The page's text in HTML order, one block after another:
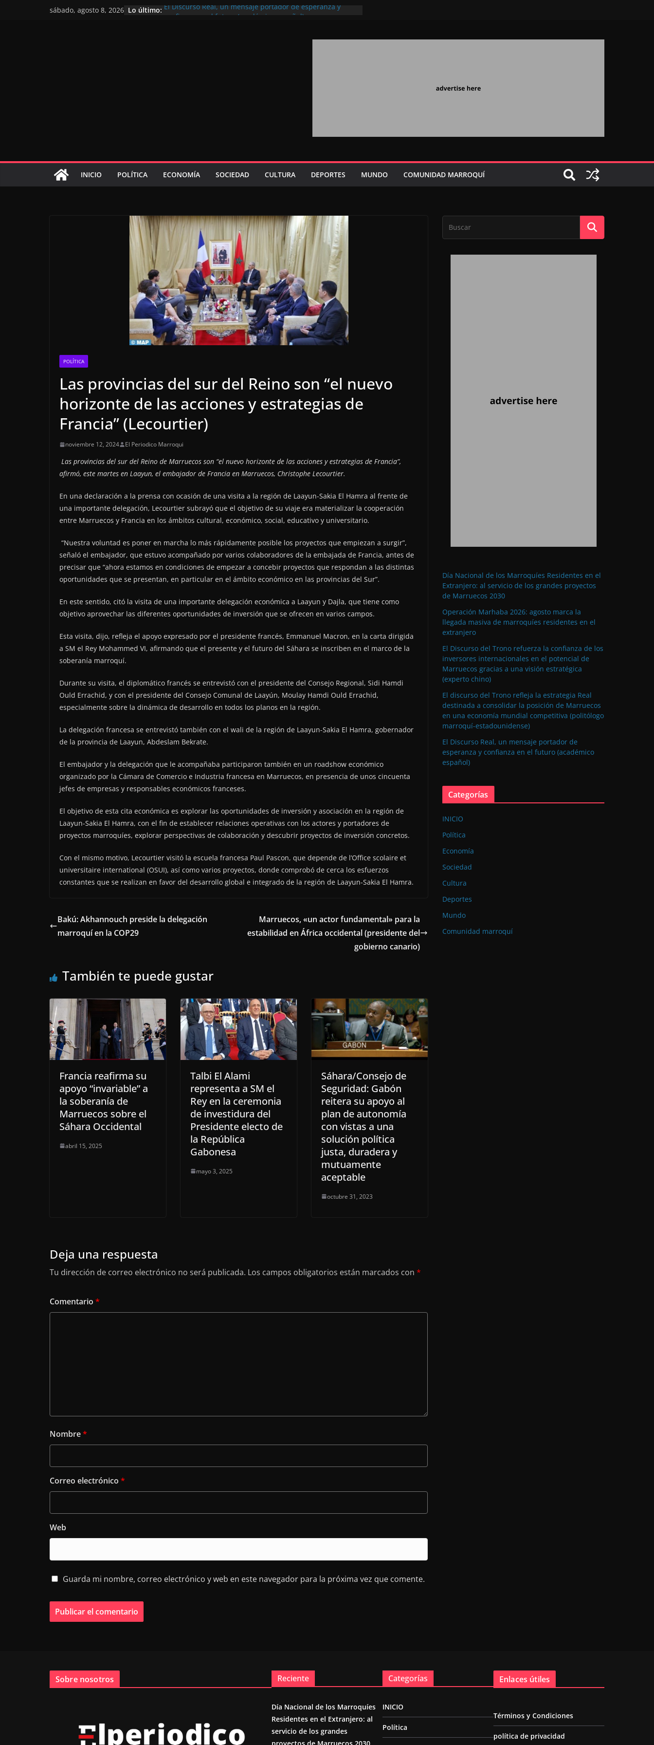
sábado, agosto 8, 2026 Lo último: El Discurso Real, un mensaje portador de esperanza y
Extranjero: al servicio de los grandes proyectos de
INICIO POLÍTICA ECONOMÍA SOCIEDAD CULTURA DEPORTES MUNDO COMUNIDAD MARROQUÍ
POLÍTICA
Las provincias del sur del Reino son “el nuevo
horizonte de las acciones y estrategias de
Francia” (Lecourtier)
noviembre 12, 2024 El Periodico Marroqui
Las provincias del sur del Reino de Marruecos son “el nuevo horizonte de las acciones y estrategias de Francia”,
afirmó, este martes en Laayun, el embajador de Francia en Marruecos, Christophe Lecourtier.
En una declaración a la prensa con ocasión de una visita a la región de Laayun-Sakia El Hamra al frente de
una importante delegación, Lecourtier subrayó que el objetivo de su viaje era materializar la cooperación
entre Marruecos y Francia en los ámbitos cultural, económico, social, educativo y universitario.
“Nuestra voluntad es poner en marcha lo más rápidamente posible los proyectos que empiezan a surgir”,
señaló el embajador, que estuvo acompañado por varios colaboradores de la embajada de Francia, antes de
precisar que “ahora estamos en condiciones de empezar a concebir proyectos que respondan a las distintas
oportunidades que se presentan, en particular en el ámbito económico en las provincias del Sur”.
En este sentido, citó la visita de una importante delegación económica a Laayun y Dajla, que tiene como
objetivo aprovechar las diferentes oportunidades de inversión que se ofrecen en varios campos.
Esta visita, dijo, refleja el apoyo expresado por el presidente francés, Emmanuel Macron, en la carta dirigida
a SM el Rey Mohammed VI, afirmando que el presente y el futuro del Sáhara se inscriben en el marco de la
soberanía marroquí.
Durante su visita, el diplomático francés se entrevistó con el presidente del Consejo Regional, Sidi Hamdi
Ould Errachid, y con el presidente del Consejo Comunal de Laayún, Moulay Hamdi Ould Errachid,
especialmente sobre la dinámica de desarrollo en todos los planos en la región.
La delegación francesa se entrevistó también con el wali de la región de Laayun-Sakia El Hamra, gobernador
de la provincia de Laayun, Abdeslam Bekrate.
El embajador y la delegación que le acompañaba participaron también en un roadshow económico
organizado por la Cámara de Comercio e Industria francesa en Marruecos, en presencia de unos cincuenta
jefes de empresas y responsables económicos franceses.
El objetivo de esta cita económica es explorar las oportunidades de inversión y asociación en la región de
Laayun-Sakia El Hamra, con el fin de establecer relaciones operativas con los actores y portadores de
proyectos marroquíes, explorar perspectivas de colaboración y descubrir proyectos de inversión concretos.
Con el mismo motivo, Lecourtier visitó la escuela francesa Paul Pascon, que depende de l’Office scolaire et
universitaire international (OSUI), así como varios proyectos, donde comprobó de cerca los esfuerzos
constantes que se realizan en favor del desarrollo global e integrado de la región de Laayun-Sakia El Hamra.
Bakú: Akhannouch preside la delegación
marroquí en la COP29
Marruecos, «un actor fundamental» para la
estabilidad en África occidental (presidente del
gobierno canario)
También te puede gustar
Francia reafirma su
apoyo “invariable” a
la soberanía de
Marruecos sobre el
Sáhara Occidental
abril 15, 2025
Talbi El Alami
representa a SM el
Rey en la ceremonia
de investidura del
Presidente electo de
la República
Gabonesa
mayo 3, 2025
Sáhara/Consejo de
Seguridad: Gabón
reitera su apoyo al
plan de autonomía
con vistas a una
solución política
justa, duradera y
mutuamente
aceptable
octubre 31, 2023
Deja una respuesta
Tu dirección de correo electrónico no será publicada. Los campos obligatorios están marcados con *
Comentario *
Nombre*
Correo electrónico *
Web
Guarda mi nombre, correo electrónico y web en este navegador para la próxima vez que comente.
Día Nacional de los Marroquíes Residentes en el
Extranjero: al servicio de los grandes proyectos
de Marruecos 2030
Operación Marhaba 2026: agosto marca la
llegada masiva de marroquíes residentes en el
extranjero
El Discurso del Trono refuerza la confianza de los
inversores internacionales en el potencial de
Marruecos gracias a una visión estratégica
(experto chino)
El discurso del Trono refleja la estrategia Real
destinada a consolidar la posición de Marruecos
en una economía mundial competitiva (politólogo
marroquí-estadounidense)
El Discurso Real, un mensaje portador de
esperanza y confianza en el futuro (académico
español)
Categorías
INICIO
Política
Economía
Sociedad
Cultura
Deportes
Mundo
Comunidad marroquí
Sobre nosotros Reciente
Día Nacional de los Marroquíes
Residentes en el Extranjero: al
servicio de los grandes
Categorías
INICIO
Política
Enlaces útiles
Términos y Condiciones
política de privacidad